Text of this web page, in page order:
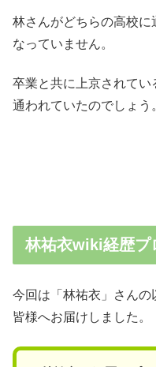
林さんがどちらの高校に
なっていません。
卒業と共に上京されてい
通われていたのでしょう
林祐衣wiki経歴プ
今回は「林祐衣」さん
皆様へお届けしました。